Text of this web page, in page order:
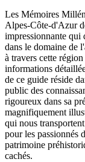
Les Mémoires
Alpes-Côte-d'Azur
impressionnante qui
dans le domaine de
à travers cette
informations
de ce guide réside
public des
rigoureux dans sa
magnifiquement
qui nous
pour les passionnés
patrimoine
cachés.